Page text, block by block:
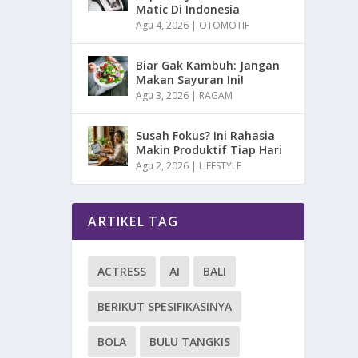
Matic Di Indonesia
Agu 4, 2026 | OTOMOTIF
Biar Gak Kambuh: Jangan
Makan Sayuran Ini!
Agu 3, 2026 | RAGAM
Susah Fokus? Ini Rahasia
Makin Produktif Tiap Hari
Agu 2, 2026 | LIFESTYLE
ARTIKEL TAG
ACTRESS AI BALI
BERIKUT SPESIFIKASINYA
BOLA BULU TANGKIS